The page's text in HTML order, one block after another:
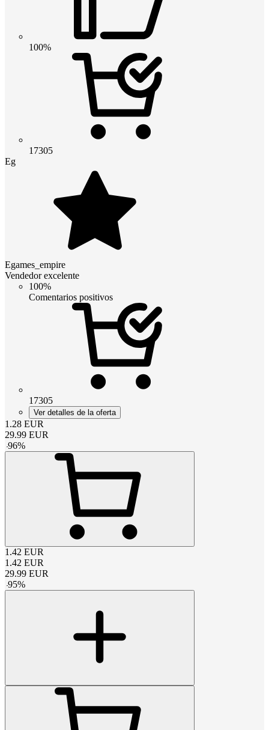
100%
17305
Eg
Egames_empire
Vendedor excelente
100%
Comentarios positivos
17305
Ver detalles de la oferta
1.28 EUR
29.99 EUR
-96%
1.42 EUR
1.42 EUR
29.99 EUR
-95%